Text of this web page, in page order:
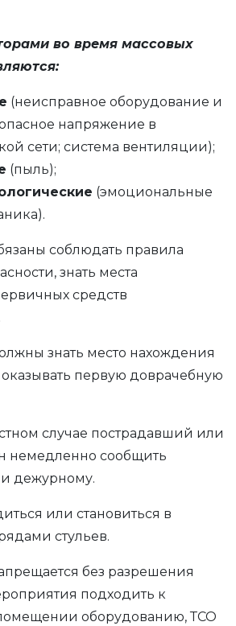
во время массовых
(неисправное оборудование и
напряжение в
сети; система вентиляции);
(пыль);
(эмоциональные
соблюдать правила
знать места
средств
знать место нахождения
первую доврачебную
случае пострадавший или
немедленно сообщить
дежурному.
или становиться в
стульев.
без разрешения
подходить к
оборудованию, ТСО